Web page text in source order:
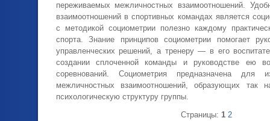
переживаемых межличностных взаимоотношений.
взаи­моотношений в спортивных командах является
с методикой социометрии полезно каждому
спорта. Знание принципов социометрии помогает
управленческих решений, а тренеру — в его
создании сплоченной команды и руко­водстве ею
соревнований. Социометрия предна­значена для
межличностных взаимоотношений, образующих так
психологическую структуру группы.
Страницы: 1 2